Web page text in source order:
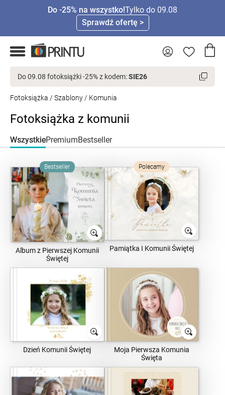
Do -25% na wszystko!Tylko do 09.08
Sprawdź ofertę >
Do 09.08 fotoksiążki -25% z kodem:SIE26
Fotoksiążka / Szablony / Komunia
Fotoksiążka z komunii
WszystkiePremiumBestseller
Bestseller
Album z Pierwszej Komunii
Świętej
Polecamy
Pamiątka I Komunii Świętej
Dzień Komunii Świętej
Moja Pierwsza Komunia
Święta